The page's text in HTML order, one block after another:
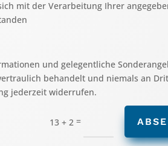
mit der Verarbeitung Ihrer
und gelegentliche
behandelt und niemals an
jederzeit widerrufen.
13 + 2 =